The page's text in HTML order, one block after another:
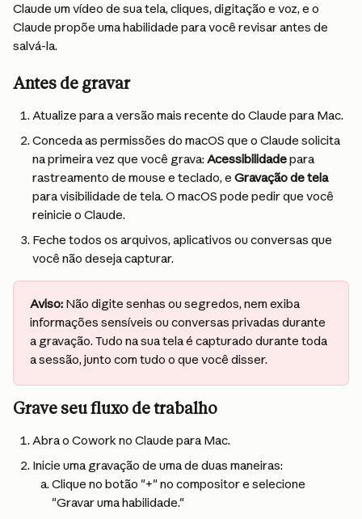
Claude um vídeo de sua tela, cliques, digitação e voz, e o
Claude propõe uma habilidade para você revisar antes de
salvá-la.
Antes de gravar
Atualize para a versão mais recente do Claude para Mac.
Conceda as permissões do macOS que o Claude solicita
na primeira vez que você grava: Acessibilidade para
rastreamento de mouse e teclado, e Gravação de tela
para visibilidade de tela. O macOS pode pedir que você
reinicie o Claude.
Feche todos os arquivos, aplicativos ou conversas que
você não deseja capturar.
Aviso: Não digite senhas ou segredos, nem exiba
informações sensíveis ou conversas privadas durante
a gravação. Tudo na sua tela é capturado durante toda
a sessão, junto com tudo o que você disser.
Grave seu fluxo de trabalho
Abra o Cowork no Claude para Mac.
Inicie uma gravação de uma de duas maneiras:
Clique no botão "+" no compositor e selecione
"Gravar uma habilidade."